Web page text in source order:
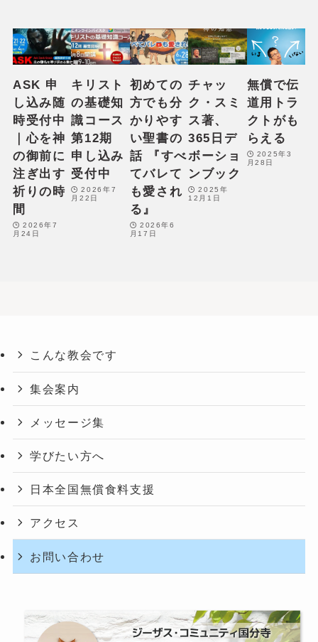
ASK 申
し込み随
時受付中
｜心を神
の御前に
注ぎ出す
祈りの時
間
2026年7
月24日
キリスト
の基礎知
識コース
第12期
申し込み
受付中
2026年7
月22日
初めての
方でも分
かりやす
い聖書の
話 『すべ
てバレて
も愛され
る』
2026年6
月17日
チャッ
ク・スミ
ス著、
365日デ
ボーショ
ンブック
2025年
12月1日
無償で伝
道用トラ
クトがも
らえる
2025年3
月28日
こんな教会です
集会案内
メッセージ集
学びたい方へ
日本全国無償食料支援
アクセス
お問い合わせ